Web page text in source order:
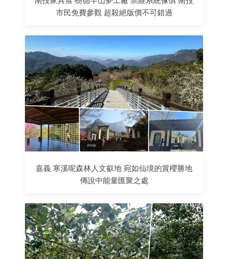
市民免費參觀 超殺絕版價不可錯過
嘉義 寒溪呢森林人文叡地 宛如仙境的賞櫻勝地
傳說中能量匯聚之處